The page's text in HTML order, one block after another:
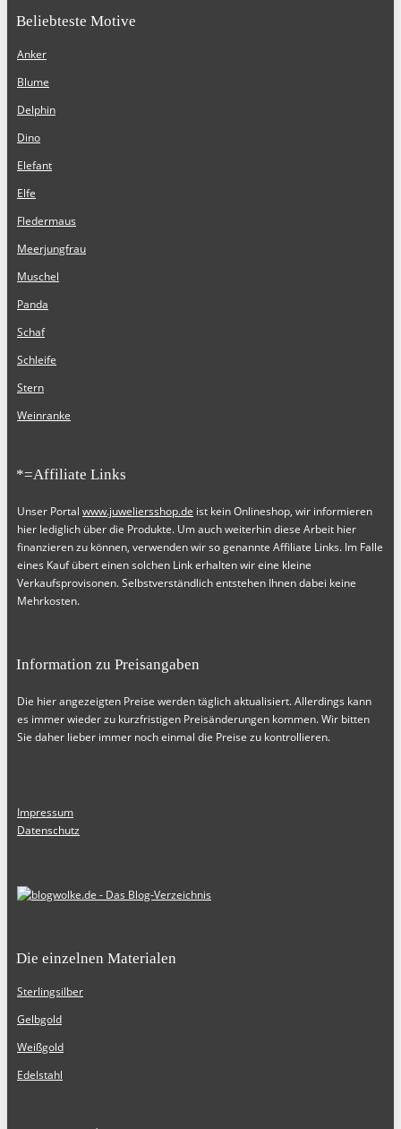
Beliebteste Motive
Anker
Blume
Delphin
Dino
Elefant
Elfe
Fledermaus
Meerjungfrau
Muschel
Panda
Schaf
Schleife
Stern
Weinranke
*=Affiliate Links
Unser Portal www.juweliersshop.de ist kein Onlineshop, wir informieren
hier lediglich über die Produkte. Um auch weiterhin diese Arbeit hier
finanzieren zu können, verwenden wir so genannte Affiliate Links. Im Falle
eines Kauf übert einen solchen Link erhalten wir eine kleine
Verkaufsprovisonen. Selbstverständlich entstehen Ihnen dabei keine
Mehrkosten.
Information zu Preisangaben
Die hier angezeigten Preise werden täglich aktualisiert. Allerdings kann
es immer wieder zu kurzfristigen Preisänderungen kommen. Wir bitten
Sie daher lieber immer noch einmal die Preise zu kontrollieren.
Impressum
Datenschutz
Die einzelnen Materialen
Sterlingsilber
Gelbgold
Weißgold
Edelstahl